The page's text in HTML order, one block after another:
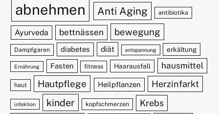
abnehmen Anti Aging antibiotika
Ayurveda bettnässen bewegung
Dampfgaren diabetes diät entspannung erkältung
Ernährung Fasten fitness Haarausfall hausmittel
haut Hautpflege Heilpflanzen Herzinfarkt
infektion kinder kopfschmerzen Krebs